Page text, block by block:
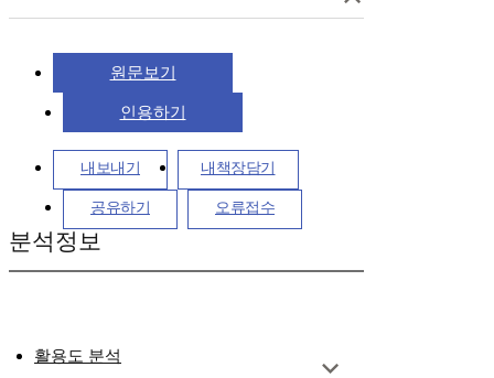
원문보기
인용하기
내보내기 내책장담기
공유하기 오류접수
분석정보
활용도 분석